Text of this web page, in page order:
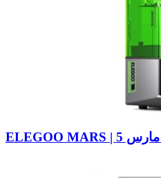
پرینتر سه بعدی رزینی الگو مارس 5 | ELEGOO MARS